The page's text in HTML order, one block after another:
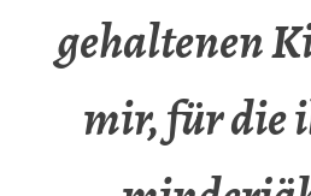
gehaltenen
mir, für die